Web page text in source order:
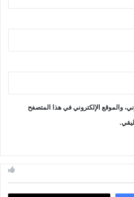
والموقع الإلكتروني في هذا المتصفح